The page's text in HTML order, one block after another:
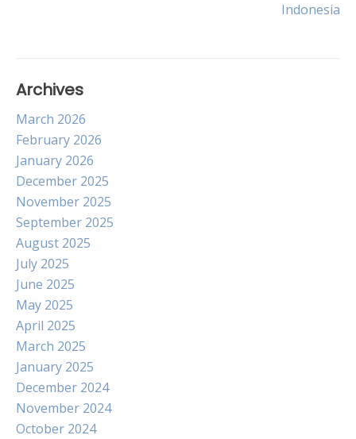
Indonesia
Archives
March 2026
February 2026
January 2026
December 2025
November 2025
September 2025
August 2025
July 2025
June 2025
May 2025
April 2025
March 2025
January 2025
December 2024
November 2024
October 2024